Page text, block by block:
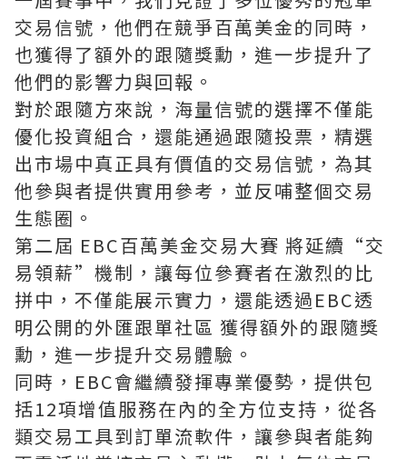
交易信號，他們在競爭百萬美金的同時，
也獲得了額外的跟隨獎勳，進一步提升了
他們的影響力與回報。
對於跟隨方來說，海量信號的選擇不僅能
優化投資組合，還能通過跟隨投票，精選
出市場中真正具有價值的交易信號，為其
他參與者提供實用參考，並反哺整個交易
生態圈。
第二屆 EBC百萬美金交易大賽 將延續“交
易領薪”機制，讓每位參賽者在激烈的比
拼中，不僅能展示實力，還能透過EBC透
明公開的外匯跟單社區 獲得額外的跟隨獎
勳，進一步提升交易體驗。
同時，EBC會繼續發揮專業優勢，提供包
括12項增值服務在內的全方位支持，從各
類交易工具到訂單流軟件，讓參與者能夠